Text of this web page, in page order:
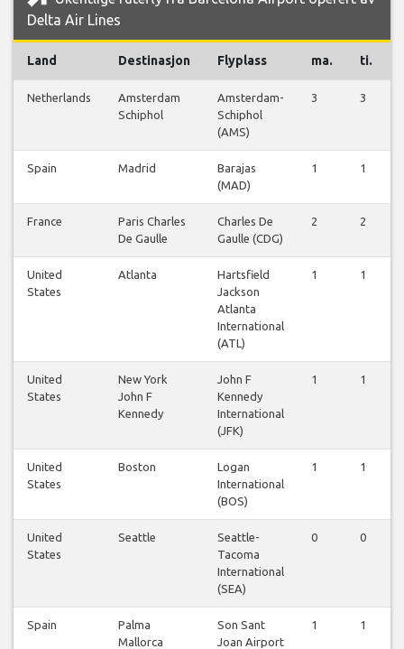
Delta Air Lines
Land Destinasjon Flyplass ma. ti.
Netherlands
Amsterdam
Schiphol
Amsterdam-
Schiphol
(AMS)
3 3
Spain Madrid
Barajas
(MAD)
1 1
France
Paris Charles
De Gaulle
Charles De
Gaulle (CDG)
2 2
United
States
Atlanta
Hartsfield
Jackson
Atlanta
International
(ATL)
1 1
United
States
New York
John F
Kennedy
John F
Kennedy
International
(JFK)
1 1
United
States
Boston
Logan
International
(BOS)
1 1
United
States
Seattle
Seattle-
Tacoma
International
(SEA)
0 0
Spain
Palma
Mallorca
Son Sant
Joan Airport
1 1